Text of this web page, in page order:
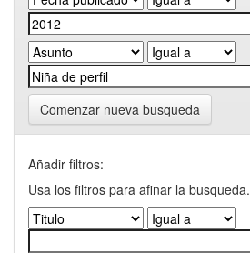
Comenzar nueva busqueda
Añadir filtros:
Usa los filtros para afinar la busqueda.